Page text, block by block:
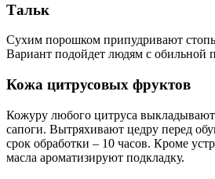
Тальк
Сухим порошком припудривают
Вариант подойдет людям с обильной
Кожа цитрусовых фруктов
Кожуру любого цитруса
сапоги. Вытряхивают цедру перед
срок обработки – 10 часов. Кроме
масла ароматизируют подкладку.